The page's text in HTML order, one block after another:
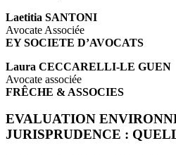
Laetitia SANTONI
Avocate Associée
EY SOCIETE D’AVOCATS
Laura CECCARELLI-LE GUEN
Avocate associée
FRÊCHE & ASSOCIES
EVALUATION
JURISPRUDENCE :